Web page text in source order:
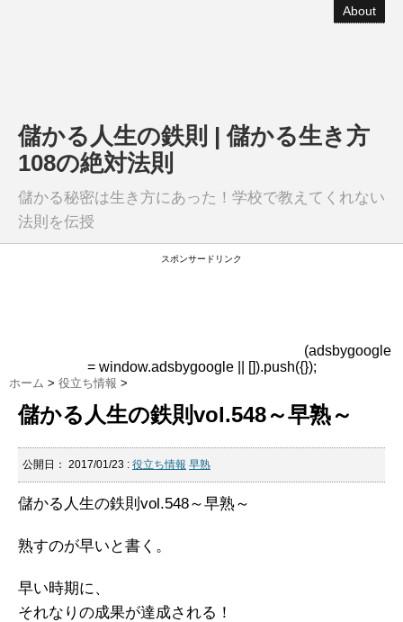
About
儲かる人生の鉄則 | 儲かる生き方
108の絶対法則
儲かる秘密は生き方にあった！学校で教えてくれない
法則を伝授
スポンサードリンク
(adsbygoogle
= window.adsbygoogle || []).push({});
ホーム > 役立ち情報 >
儲かる人生の鉄則vol.548～早熟～
公開日： 2017/01/23 : 役立ち情報 早熟
儲かる人生の鉄則vol.548～早熟～
熟すのが早いと書く。
早い時期に、
それなりの成果が達成される！